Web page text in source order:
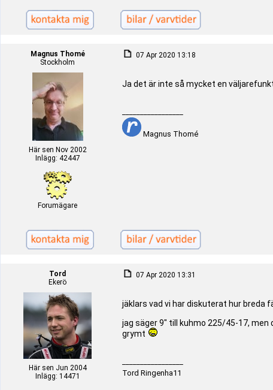
Magnus Thomé
Stockholm
Här sen Nov 2002
Inlägg: 42447
Forumägare
07 Apr 2020 13:18
Ja det är inte så mycket en
Magnus Thomé
Tord
Ekerö
Här sen Jun 2004
Inlägg: 14471
07 Apr 2020 13:31
jäklars vad vi har diskuterat hur breda
jag säger 9" till kuhmo 225/45-17,
grymt
Tord Ringenha11